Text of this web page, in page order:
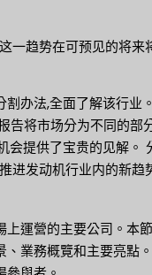
一趋势在可预见的将来
办法,全面了解该行业
告将市场分为不同的部
会提供了宝贵的见解。
进发动机行业内的新趋
運營的主要公司。本
業務概覽和主要亮點